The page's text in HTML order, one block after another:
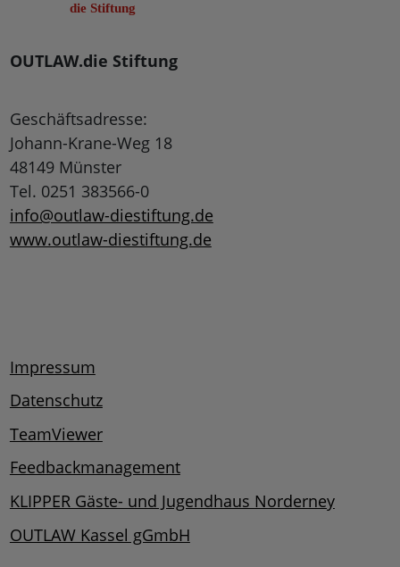
OUTLAW.die Stiftung
Geschäftsadresse:
Johann-Krane-Weg 18
48149 Münster
Tel. 0251 383566-0
info@outlaw-diestiftung.de
www.outlaw-diestiftung.de
Impressum
Datenschutz
TeamViewer
Feedbackmanagement
KLIPPER Gäste- und Jugendhaus Norderney
OUTLAW Kassel gGmbH